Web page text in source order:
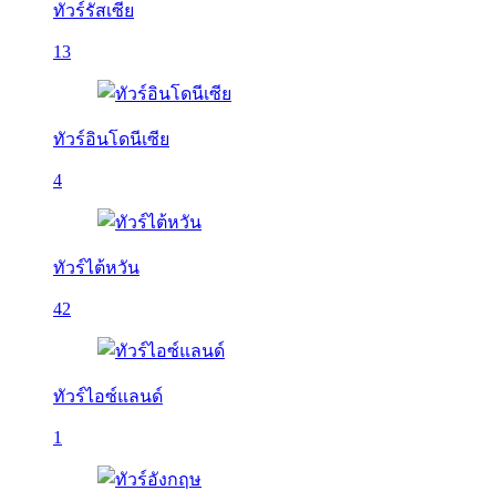
ทัวร์รัสเซีย
13
ทัวร์อินโดนีเซีย
4
ทัวร์ไต้หวัน
42
ทัวร์ไอซ์แลนด์
1